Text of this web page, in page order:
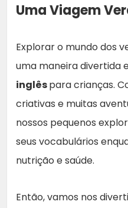
Uma Viagem
Explorar o mundo dos
uma maneira divertida
inglêspara crianças.
criativas e muitas
nossos pequenos
seus vocabulários
nutrição e saúde.
Então, vamos nos